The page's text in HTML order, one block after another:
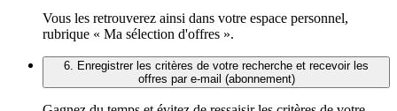
Vous les retrouverez ainsi dans votre espace personnel,
rubrique « Ma sélection d'offres ».
6. Enregistrer les critères de votre recherche et recevoir les
offres par e-mail (abonnement)